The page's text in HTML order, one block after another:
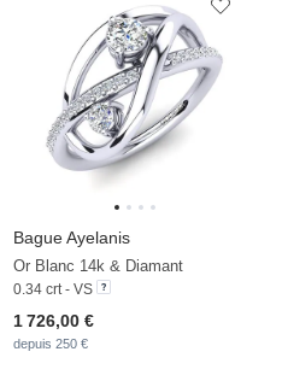
Bague Ayelanis
Or Blanc 14k & Diamant
0.34 crt - VS
1 726,00 €
depuis 250 €